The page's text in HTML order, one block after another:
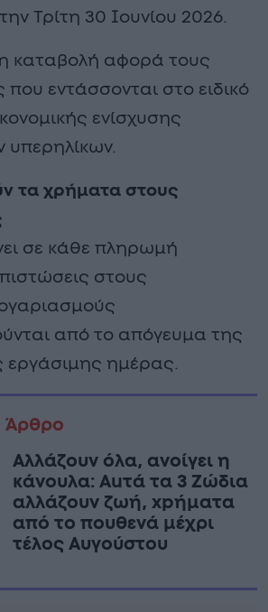
Τρίτη 30 Ιουνίου 2026.
καταβολή αφορά τους
που εντάσσονται στο ειδικό
ενίσχυσης
υπερηλίκων.
τα χρήματα στους
σε κάθε πληρωμή
στους
από το απόγευμα της
εργάσιμης ημέρας.
Άρθρο
Αλλάζουν όλα, ανοίγει η
κάνουλα: Αuτά τα 3 Zώδια
αλλάζουν ζωή, xpήματα
από το πουθενά μέχρι
τέλος Αυγούστου